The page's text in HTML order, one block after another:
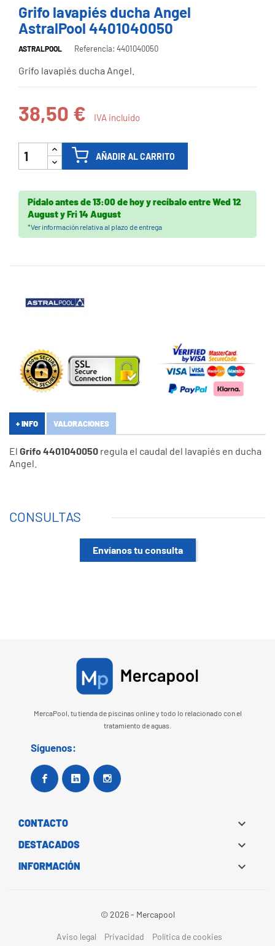
Grifo lavapiés ducha Angel
AstralPool 4401040050
ASTRALPOOL Referencia: 4401040050
Grifo lavapiés ducha Angel.
38,50 € IVA incluido
AÑADIR AL CARRITO
Pídalo antes de13:00 de hoyy recíbaloentreWed 12
AugustyFri 14 August
*Ver información relativa al plazo de entrega
+ INFO VALORACIONES
El Grifo 4401040050 regula el caudal del lavapiés en ducha
Angel.
CONSULTAS
Envíanos tu consulta
MercaPool, tu tienda de piscinas online y todo lo relacionado con el
tratamiento de aguas.
Síguenos:
Facebook Google+
CONTACTO 
DESTACADOS 
INFORMACIÓN 
© 2026 - Mercapool
Aviso legal Privacidad Política de cookies